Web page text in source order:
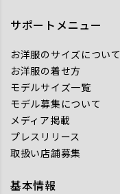
サポートメニュー
お洋服のサイズについて
お洋服の着せ方
モデルサイズ一覧
モデル募集について
メディア掲載
プレスリリース
取扱い店舗募集
基本情報